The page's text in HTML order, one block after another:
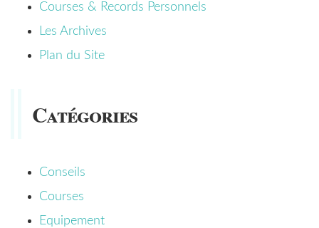
Courses & Records Personnels
Les Archives
Plan du Site
Catégories
Conseils
Courses
Equipement